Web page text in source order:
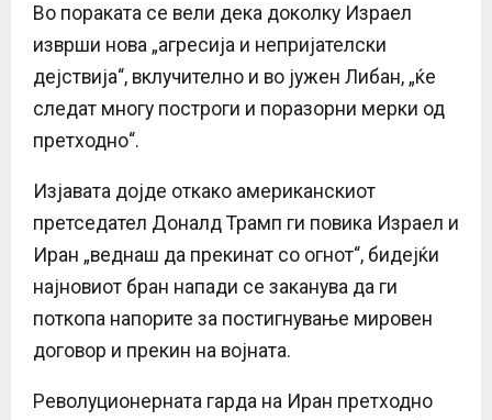
Во пораката се вели дека доколку Израел
изврши нова „агресија и непријателски
дејствија“, вклучително и во јужен Либан, „ќе
следат многу построги и поразорни мерки од
претходно“.
Изјавата дојде откако американскиот
претседател Доналд Трамп ги повика Израел и
Иран „веднаш да прекинат со огнот“, бидејќи
најновиот бран напади се заканува да ги
поткопа напорите за постигнување мировен
договор и прекин на војната.
Револуционерната гарда на Иран претходно